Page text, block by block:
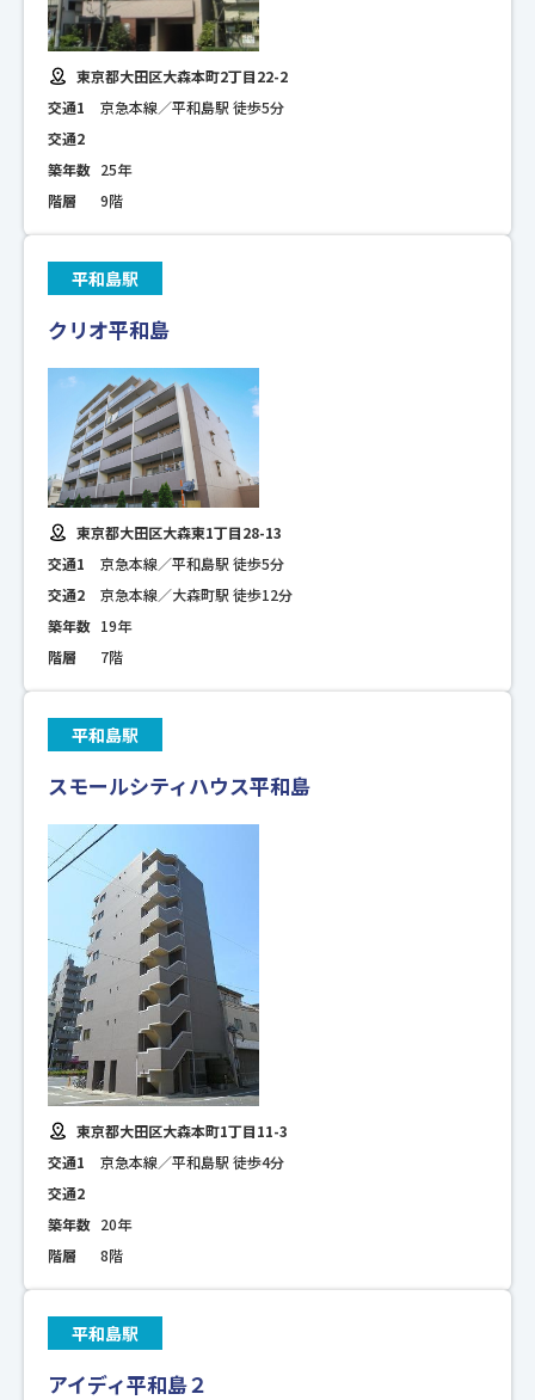
東京都大田区大森本町2丁目22-2
交通1
京急本線／平和島駅 徒歩5分
交通2
築年数 25年
階層
9階
平和島駅
クリオ平和島
東京都大田区大森東1丁目28-13
交通1
京急本線／平和島駅 徒歩5分
交通2
京急本線／大森町駅 徒歩12分
築年数 19年
階層
7階
平和島駅
スモールシティハウス平和島
東京都大田区大森本町1丁目11-3
交通1
京急本線／平和島駅 徒歩4分
交通2
築年数 20年
階層
8階
平和島駅
アイディ平和島２